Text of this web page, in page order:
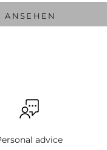
ANSEHEN
advice